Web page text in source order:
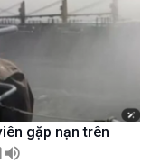
gặp nạn trên